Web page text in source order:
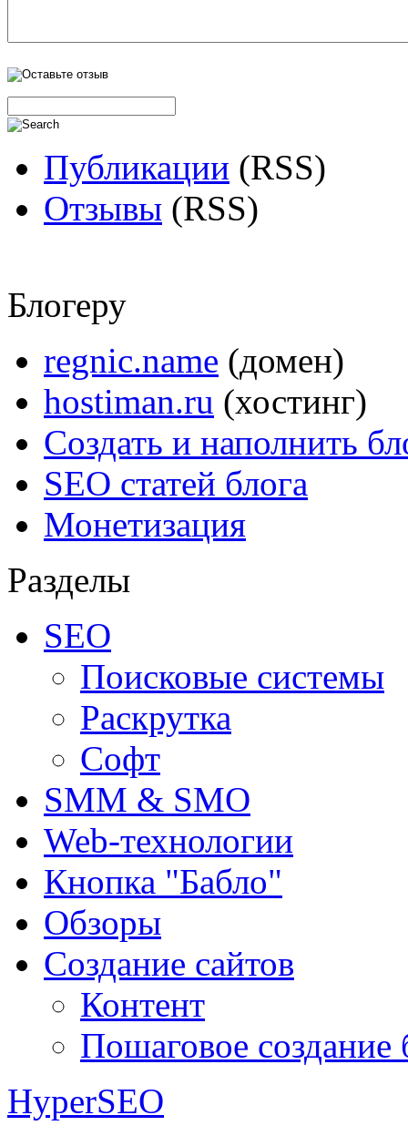
Публикации (RSS)
Отзывы (RSS)
Блогеру
regnic.name (домен)
hostiman.ru (хостинг)
Создать и наполнить
SEO статей блога
Монетизация
Разделы
SEO
Поисковые системы
Раскрутка
Софт
SMM & SMO
Web-технологии
Кнопка "Бабло"
Обзоры
Создание сайтов
Контент
Пошаговое создание
HyperSEO